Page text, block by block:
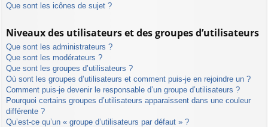
Que sont les icônes de sujet ?
Niveaux des utilisateurs et des groupes d’utilisateurs
Que sont les administrateurs ?
Que sont les modérateurs ?
Que sont les groupes d’utilisateurs ?
Où sont les groupes d’utilisateurs et comment puis-je en rejoindre un ?
Comment puis-je devenir le responsable d’un groupe d’utilisateurs ?
Pourquoi certains groupes d’utilisateurs apparaissent dans une couleur
différente ?
Qu’est-ce qu’un « groupe d’utilisateurs par défaut » ?